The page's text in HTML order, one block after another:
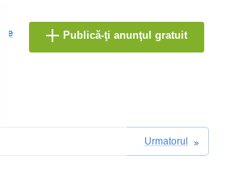
Publică-ţi anunţul gratuit
Urmatorul